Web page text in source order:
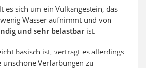
es sich um ein Vulkangestein, das
Wasser aufnimmt und von
und sehr belastbarist.
basisch ist, verträgt es allerdings
unschöne Verfärbungen zu